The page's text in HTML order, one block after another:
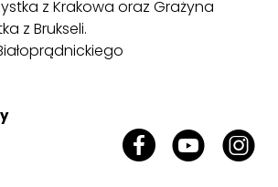
z Krakowa oraz Grażyna
z Brukseli.